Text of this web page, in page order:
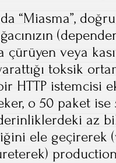
“Miasma”,
çürüyen veya
toksik
HTTP istemcisi
o 50 paket ise
az
ele geçirerek
production